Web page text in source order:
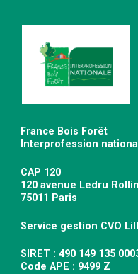
France Bois Forêt
Interprofession
CAP 120
120 avenue Ledru Rollin
75011 Paris
Service gestion CVO
SIRET : 490 149 135
Code APE : 9499 Z